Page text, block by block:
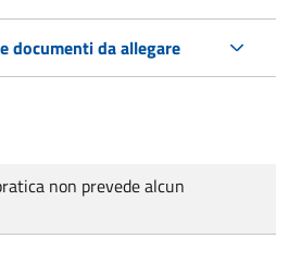
documenti da allegare
non prevede alcun